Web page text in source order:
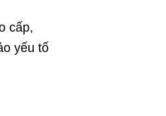
cấp,
yếu tố